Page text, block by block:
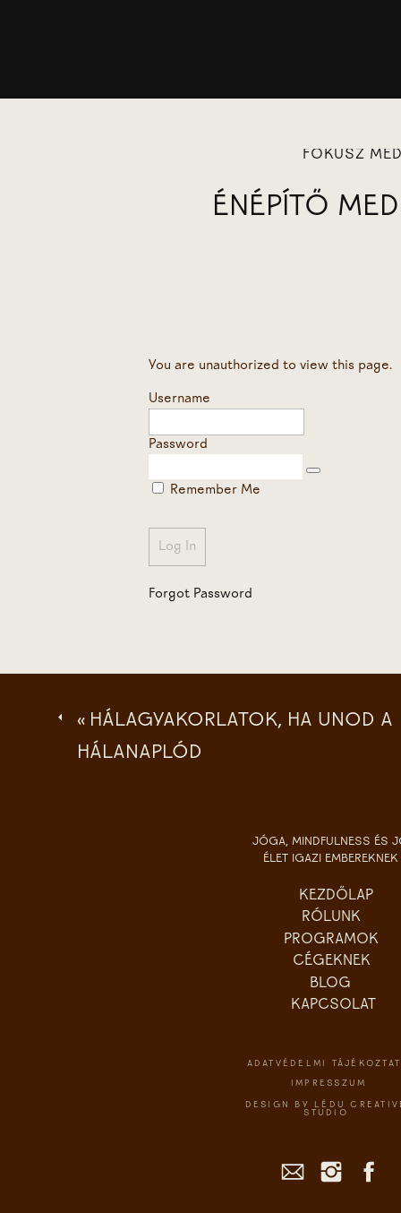
You are unauthorized to view this page.
Username
Password
Remember Me
Forgot Password
FÓKUSZ
ÉNÉPÍTŐ
« HÁLAGYAKORLATOK, HA UNOD A
HÁLANAPLÓD
DESIGN BY LÉDU
STUDIO
JÓGA, MINDFULNESS ÉS
ÉLET IGAZI EMBEREKNEK
KEZDŐLAP
RÓLUNK
PROGRAMOK
CÉGEKNEK
KAPCSOLAT
BLOG
ADATVÉDELMI
IMPRESSZUM